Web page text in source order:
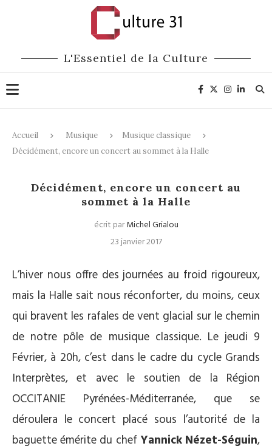
L'Essentiel de la Culture
Accueil Musique
Musique classique
Décidément, encore un concert au sommet à la Halle
Décidément, encore un concert au
sommet à la Halle
écrit parMichel Grialou
23 janvier 2017
L’hiver nous offre des journées au froid rigoureux,
mais la Halle sait nous réconforter, du moins, ceux
qui bravent les rafales de vent glacial sur le chemin
de notre pôle de musique classique. Le jeudi 9
Février, à 20h, c’est dans le cadre du cycle Grands
Interprètes, et avec le soutien de la Région
OCCITANIE Pyrénées-Méditerranée, que se
déroulera le concert placé sous l’autorité de la
baguette émérite du chef Yannick Nézet-Séguin,